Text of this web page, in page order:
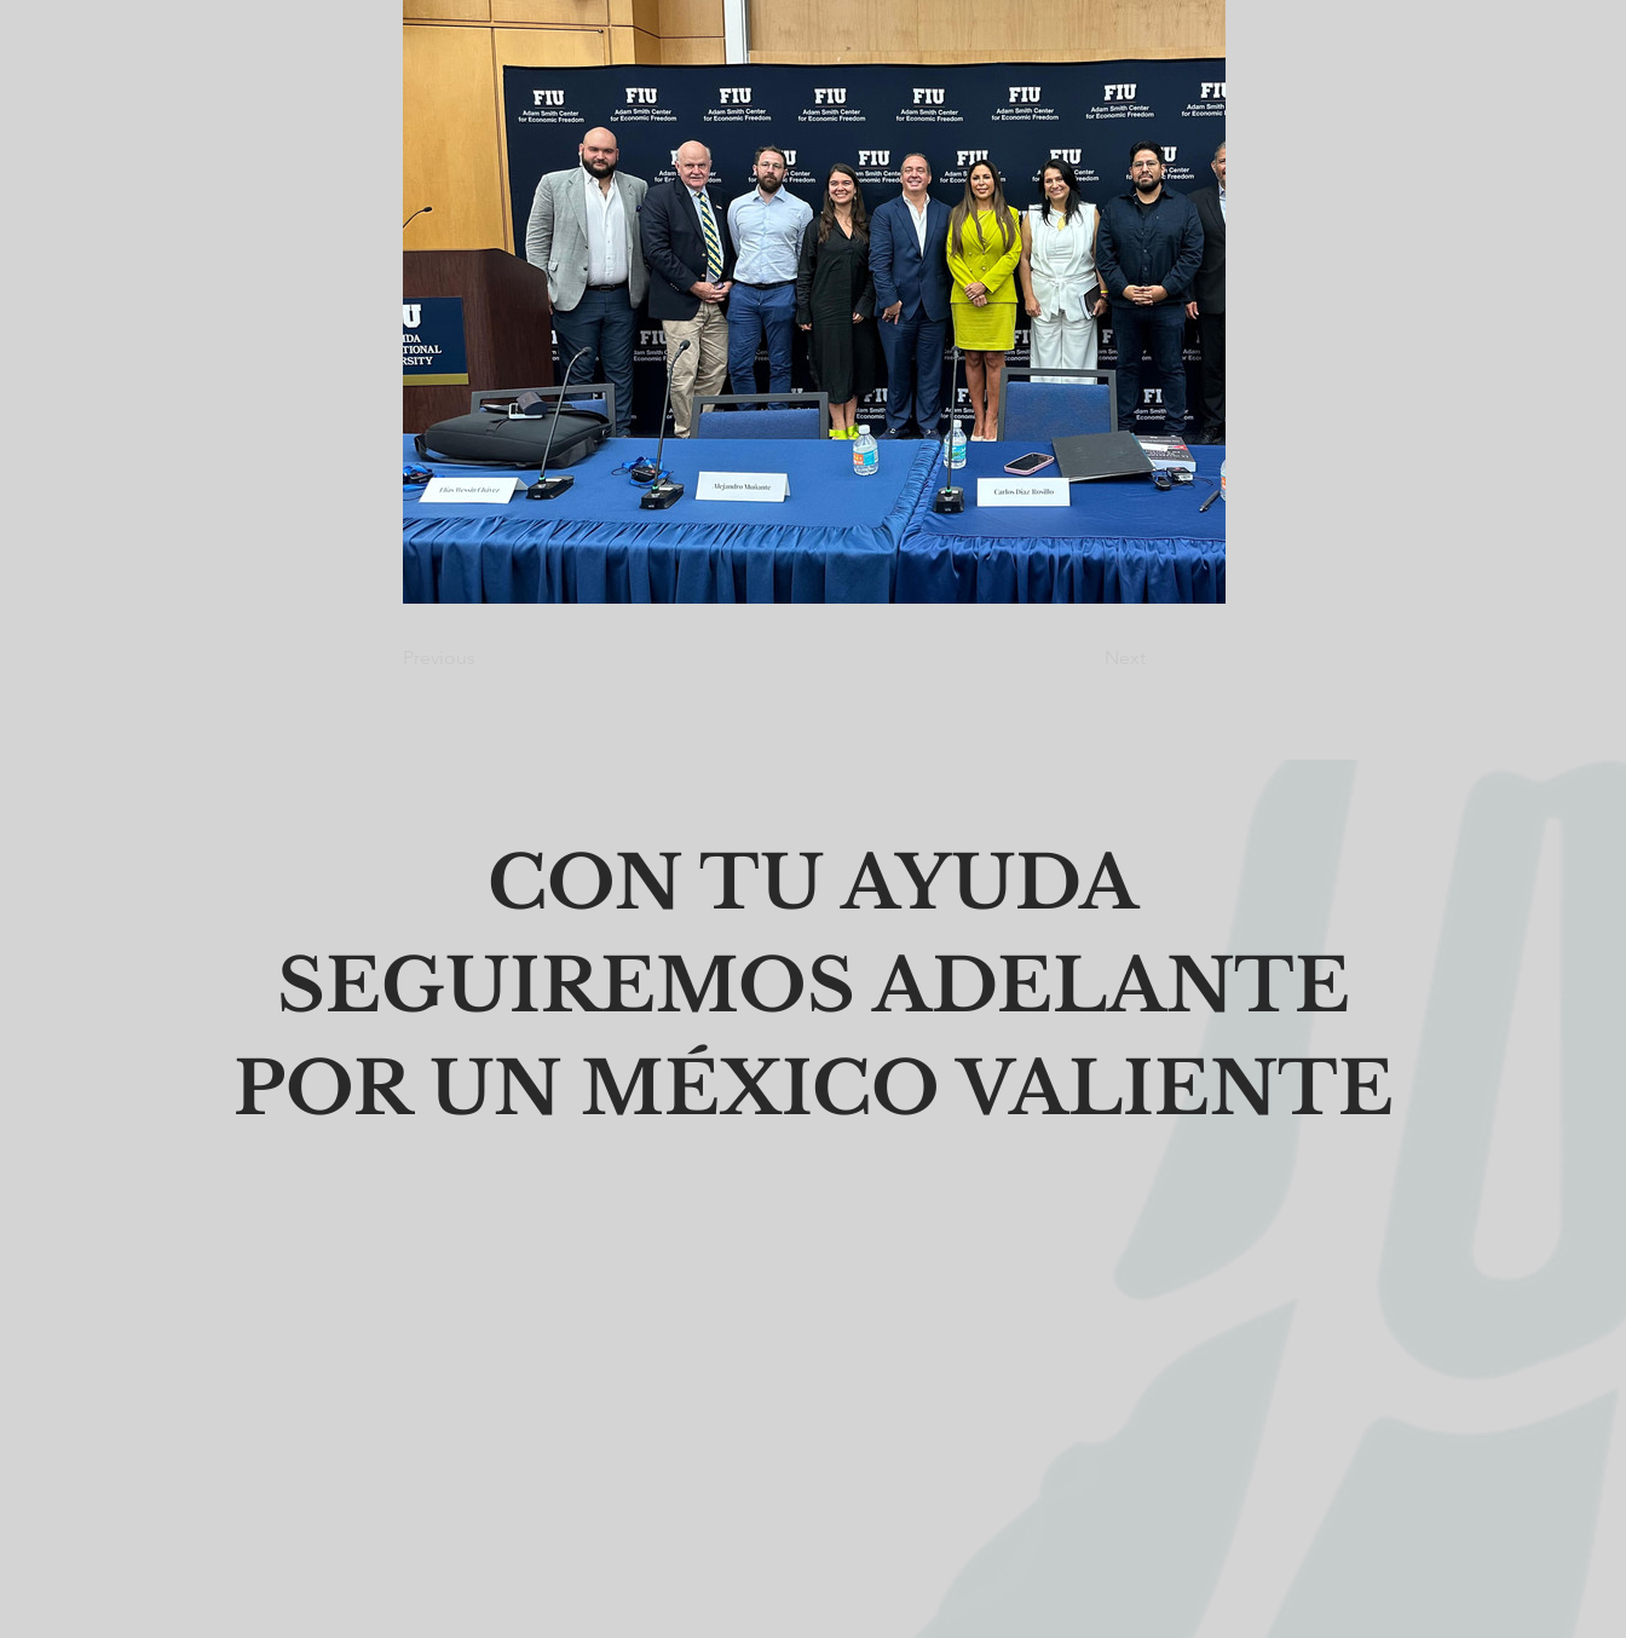
CON TU AYUDA
SEGUIREMOS ADELANTE
POR UN MÉXICO VALIENTE